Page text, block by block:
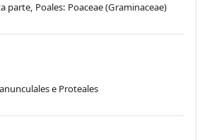
parte, Poales: Poaceae (Graminaceae)
e Proteales